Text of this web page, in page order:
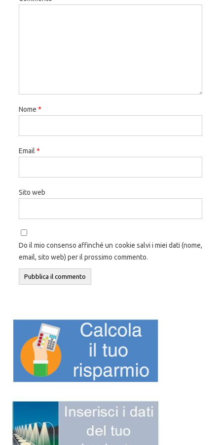
Nome *
Email *
Sito web
Do il mio consenso affinché un cookie salvi i miei dati (nome,
email, sito web) per il prossimo commento.